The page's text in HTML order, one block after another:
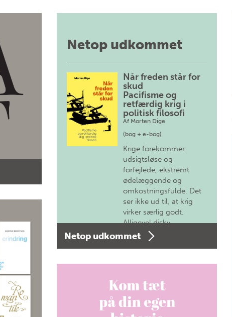
Netop udkommet
Når freden står for
skud
Pacifisme og
retfærdig krig i
politisk filosofi
Af Morten Dige
(bog + e-bog)
Krige forekommer
udsigtsløse og
forfejlede, ekstremt
ødelæggende og
omkostningsfulde. Det
ser ikke ud til, at krig
virker særlig godt.
Alligevel diskv…
Netop udkommet